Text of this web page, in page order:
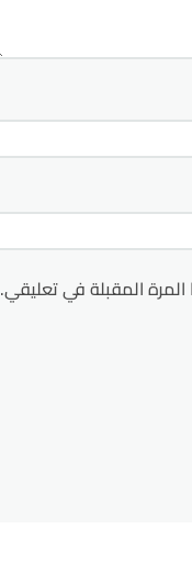
المقبلة في تعليقي.